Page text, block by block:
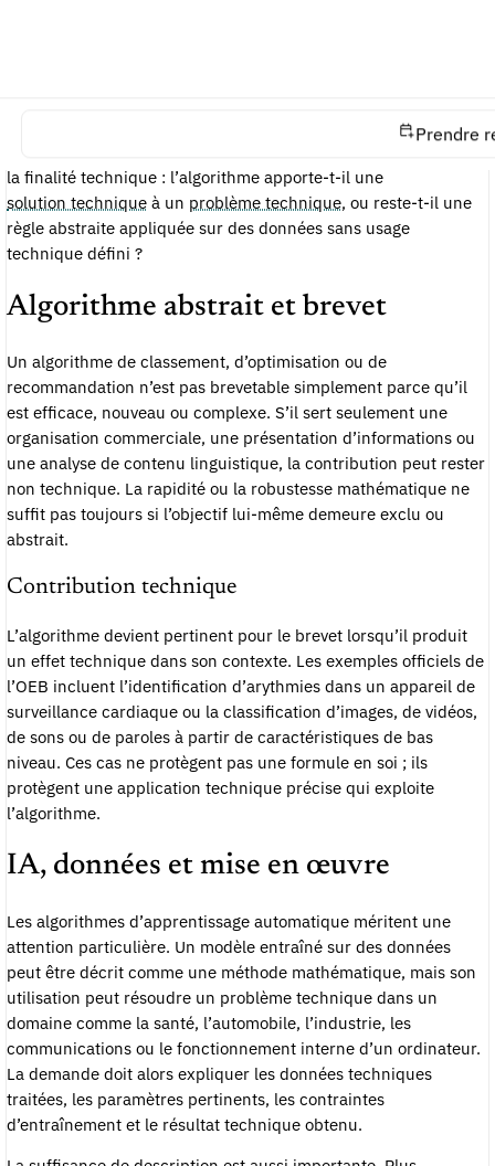
Prendre
modèles de calcul, les méthodes mathématiques et les
la finalité technique : l’algorithme apporte-t-il une
solution technique à un problème technique, ou reste-t-il une
règle abstraite appliquée sur des données sans usage
technique défini ?
Algorithme abstrait et brevet
Un algorithme de classement, d’optimisation ou de
recommandation n’est pas brevetable simplement parce qu’il
est efficace, nouveau ou complexe. S’il sert seulement une
organisation commerciale, une présentation d’informations ou
une analyse de contenu linguistique, la contribution peut rester
non technique. La rapidité ou la robustesse mathématique ne
suffit pas toujours si l’objectif lui-même demeure exclu ou
abstrait.
Contribution technique
L’algorithme devient pertinent pour le brevet lorsqu’il produit
un effet technique dans son contexte. Les exemples officiels de
l’OEB incluent l’identification d’arythmies dans un appareil de
surveillance cardiaque ou la classification d’images, de vidéos,
de sons ou de paroles à partir de caractéristiques de bas
niveau. Ces cas ne protègent pas une formule en soi ; ils
protègent une application technique précise qui exploite
l’algorithme.
IA, données et mise en œuvre
Les algorithmes d’apprentissage automatique méritent une
attention particulière. Un modèle entraîné sur des données
peut être décrit comme une méthode mathématique, mais son
utilisation peut résoudre un problème technique dans un
domaine comme la santé, l’automobile, l’industrie, les
communications ou le fonctionnement interne d’un ordinateur.
La demande doit alors expliquer les données techniques
traitées, les paramètres pertinents, les contraintes
d’entraînement et le résultat technique obtenu.